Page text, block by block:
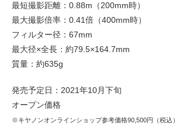
最短撮影距離：0.88m（200mm時）
最大撮影倍率：0.41倍（400mm時）
フィルター径：67mm
最大径×全長：約79.5×164.7mm
質量：約635g
発売予定日：2021年10月下旬
オープン価格
※キヤノンオンラインショップ参考価格90,500円（税込）